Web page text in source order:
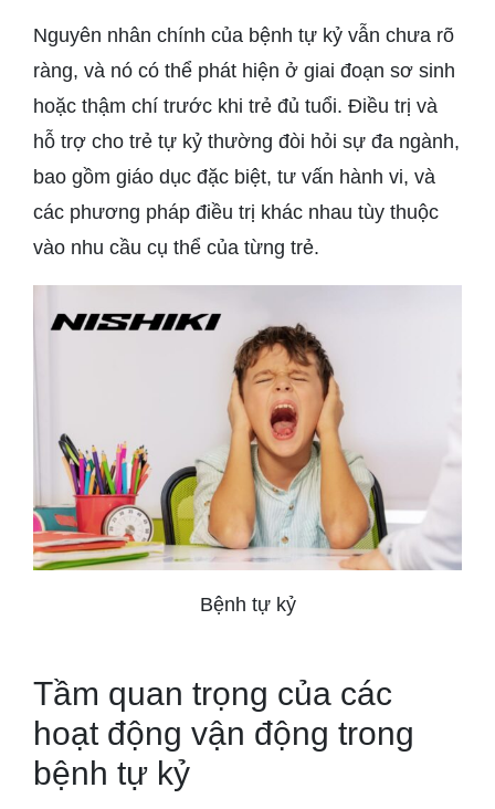
Nguyên nhân chính của bệnh tự kỷ vẫn chưa rõ
ràng, và nó có thể phát hiện ở giai đoạn sơ sinh
hoặc thậm chí trước khi trẻ đủ tuổi. Điều trị và
hỗ trợ cho trẻ tự kỷ thường đòi hỏi sự đa ngành,
bao gồm giáo dục đặc biệt, tư vấn hành vi, và
các phương pháp điều trị khác nhau tùy thuộc
vào nhu cầu cụ thể của từng trẻ.
Bệnh tự kỷ
Tầm quan trọng của các
hoạt động vận động trong
bệnh tự kỷ